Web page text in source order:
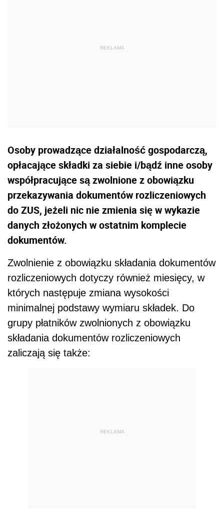
Osoby prowadzące działalność gospodarczą,
opłacające składki za siebie i/bądź inne osoby
współpracujące są zwolnione z obowiązku
przekazywania dokumentów rozliczeniowych
do ZUS, jeżeli nic nie zmienia się w wykazie
danych złożonych w ostatnim komplecie
dokumentów.
Zwolnienie z obowiązku składania dokumentów
rozliczeniowych dotyczy również miesięcy, w
których następuje zmiana wysokości
minimalnej podstawy wymiaru składek. Do
grupy płatników zwolnionych z obowiązku
składania dokumentów rozliczeniowych
zaliczają się także:
REKLAMA